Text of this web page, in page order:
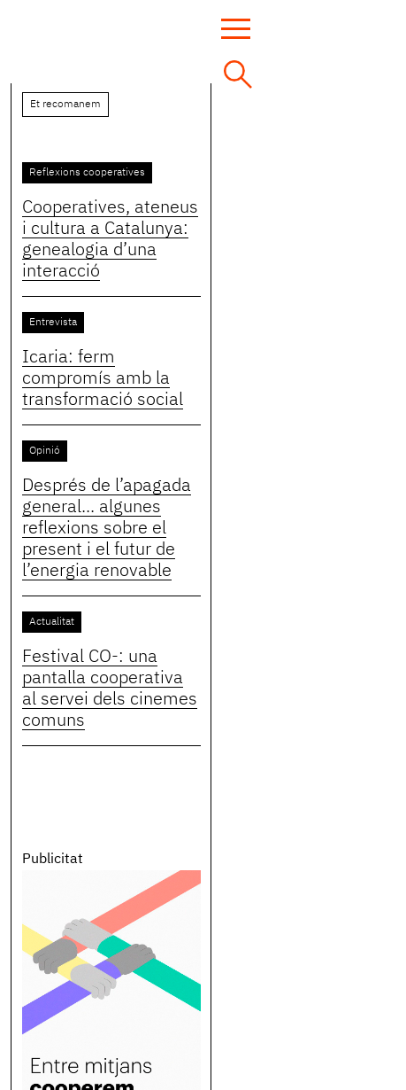
Et recomanem
Reflexions cooperatives
Cooperatives, ateneus
i cultura a Catalunya:
genealogia d’una
interacció
Entrevista
Icaria: ferm
compromís amb la
transformació social
Opinió
Després de l’apagada
general... algunes
reflexions sobre el
present i el futur de
l’energia renovable
Actualitat
Festival CO-: una
pantalla cooperativa
al servei dels cinemes
comuns
Publicitat